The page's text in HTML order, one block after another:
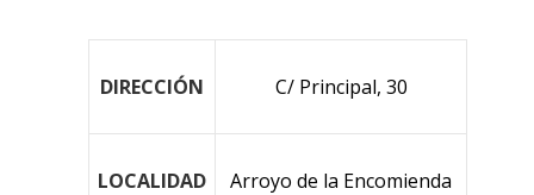
DIRECCIÓN C/ Principal, 30
LOCALIDAD
Arroyo de la Encomienda